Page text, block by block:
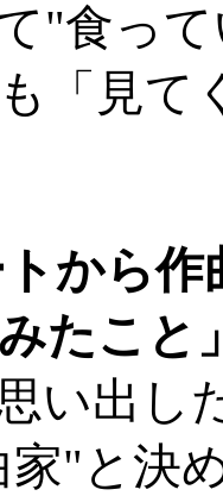
"食っ
「見
トから
たこと
い出
家"と決